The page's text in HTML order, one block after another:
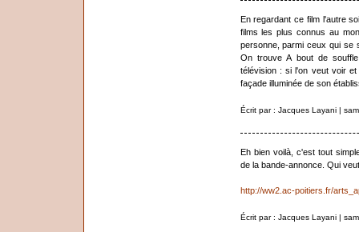
En regardant ce film l'autre
films les plus connus au
personne, parmi ceux qui se
On trouve A bout de
télévision : si l'on veut voir
façade illuminée de son
Écrit par : Jacques Layani |
Eh bien voilà, c'est tout
de la bande-annonce. Qui
http://ww2.ac-poitiers.fr/
Écrit par : Jacques Layani |